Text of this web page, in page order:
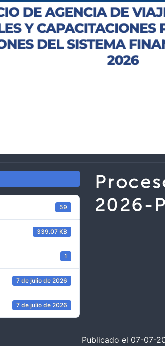
59
339.07 KB
1
7 de julio de 2026
7 de julio de 2026
2026-
Publicado el 07-07-